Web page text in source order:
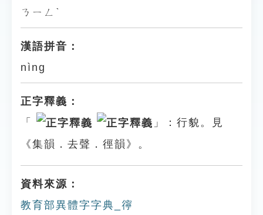
ㄋㄧㄥˋ
漢語拼音：
nìng
正字釋義：
「
」：行貌。見
《集韻．去聲．徑韻》。
資料來源：
教育部異體字字典_㣷